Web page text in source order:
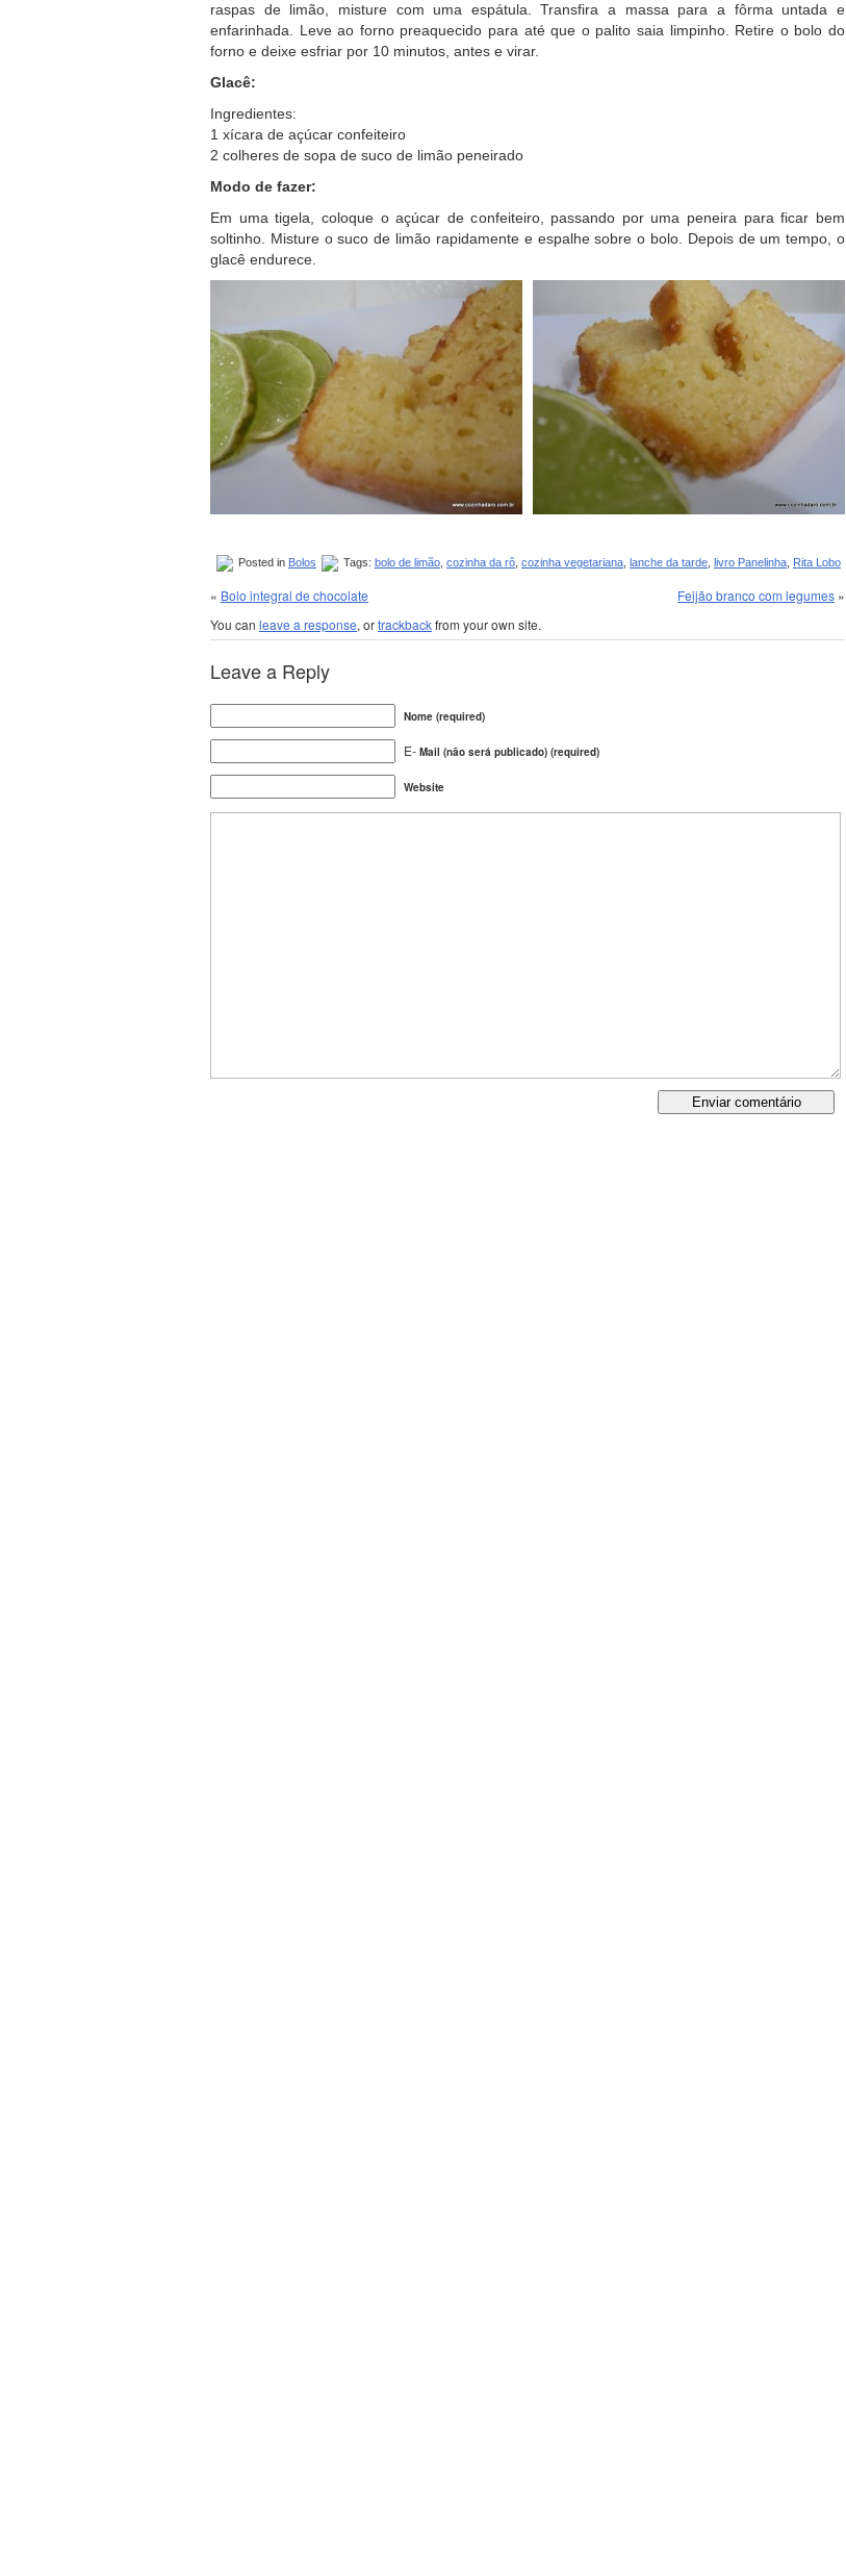
raspas de limão, misture com uma espátula. Transfira a massa para a fôrma untada e
enfarinhada. Leve ao forno preaquecido para até que o palito saia limpinho. Retire o bolo do
forno e deixe esfriar por 10 minutos, antes e virar.
Glacê:
Ingredientes:
1 xícara de açúcar confeiteiro
2 colheres de sopa de suco de limão peneirado
Modo de fazer:
Em uma tigela, coloque o açúcar de confeiteiro, passando por uma peneira para ficar bem
soltinho. Misture o suco de limão rapidamente e espalhe sobre o bolo. Depois de um tempo, o
glacê endurece.
Posted in Bolos Tags: bolo de limão cozinha da rô cozinha vegetariana lanche da tarde livro Panelinha Rita Lobo
« Bolo integral de chocolate Feijão branco com legumes »
You can leave a response, ortrackbackfrom your own site.
Leave a Reply
Nome (required)
E- Mail (não será publicado) (required)
Website